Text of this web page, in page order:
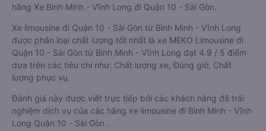
hãng Xe Bình Minh - Vĩnh Long đi Quận 10 - Sài Gòn.
Xe limousine đi Quận 10 - Sài Gòn từ Bình Minh - Vĩnh Long
được phân loại chất lượng tốt nhất là xe MEKO Limousine đi
Quận 10 - Sài Gòn từ Bình Minh - Vĩnh Long đạt 4.9 / 5 điểm
dựa trên các tiêu chí như: Chất lượng xe, Đúng giờ, Chất
lượng phục vụ.
Đánh giá này được viết trực tiếp bởi các khách hàng đã trải
nghiệm dịch vụ của các hãng xe limousine đi Bình Minh - Vĩnh
Long Quận 10 - Sài Gòn .